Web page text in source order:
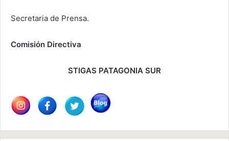
Secretaria de Prensa.
Comisión Directiva
STIGAS PATAGONIA SUR